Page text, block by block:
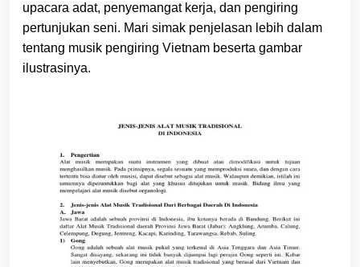
upacara adat, penyemangat kerja, dan pengiring
pertunjukan seni. Mari simak penjelasan lebih dalam
tentang musik pengiring Vietnam beserta gambar
ilustrasinya.